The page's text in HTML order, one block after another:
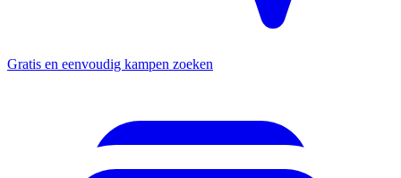
Gratis en eenvoudig kampen zoeken